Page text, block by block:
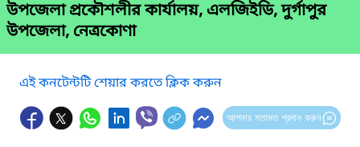
উপজেলা প্রকৌশলীর কার্যালয়, এলজিইডি, দুর্গাপুর
উপজেলা, নেত্রকোণা
এই কনটেন্টটি শেয়ার করতে ক্লিক করুন
আপনার মতামত প্রদান করুন